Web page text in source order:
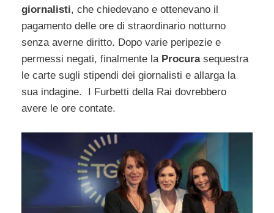
giornalisti, che chiedevano e ottenevano il
pagamento delle ore di straordinario notturno
senza averne diritto. Dopo varie peripezie e
permessi negati, finalmente la Procurasequestra
le carte sugli stipendi dei giornalisti e allarga la
sua indagine.
I Furbetti della Rai dovrebbero
avere le ore contate.